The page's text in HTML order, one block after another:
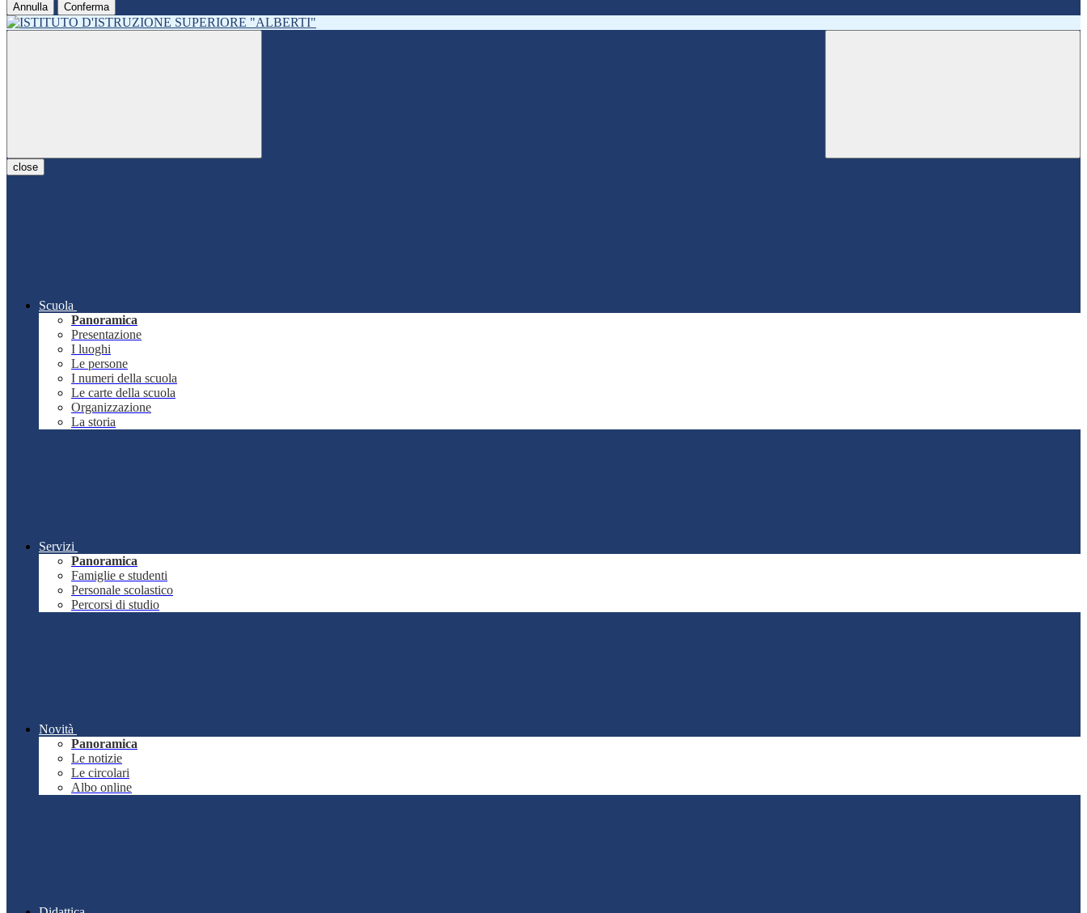
Annulla Conferma
close
Scuola
Panoramica
Presentazione
I luoghi
Le persone
I numeri della scuola
Le carte della scuola
Organizzazione
La storia
Servizi
Panoramica
Famiglie e studenti
Personale scolastico
Percorsi di studio
Novità
Panoramica
Le notizie
Le circolari
Albo online